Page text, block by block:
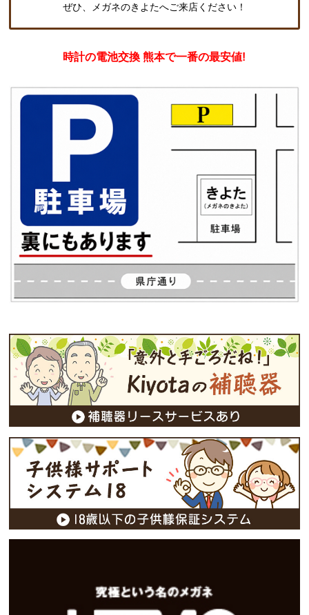
ぜひ、メガネのきよたへご来店ください！
時計の電池交換 熊本で一番の最安値!